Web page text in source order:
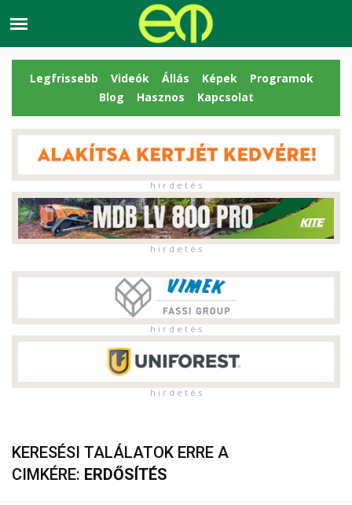
Legfrissebb Videók Állás Képek
Programok
Blog
Hasznos Kapcsolat
h i r d e t é s
h i r d e t é s
h i r d e t é s
h i r d e t é s
KERESÉSI TALÁLATOK ERRE A
CIMKÉRE: ERDŐSÍTÉS